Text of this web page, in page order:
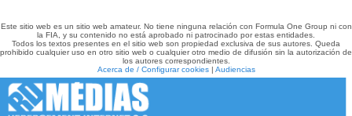
Este sitio web es un sitio web amateur. No tiene ninguna relación con Formula One Group ni con
la FIA, y su contenido no está aprobado ni patrocinado por estas entidades.
Todos los textos presentes en el sitio web son propiedad exclusiva de sus autores. Queda
prohibido cualquier uso en otro sitio web o cualquier otro medio de difusión sin la autorización de
los autores correspondientes.
Acerca de / Configurar cookies| Audiencias